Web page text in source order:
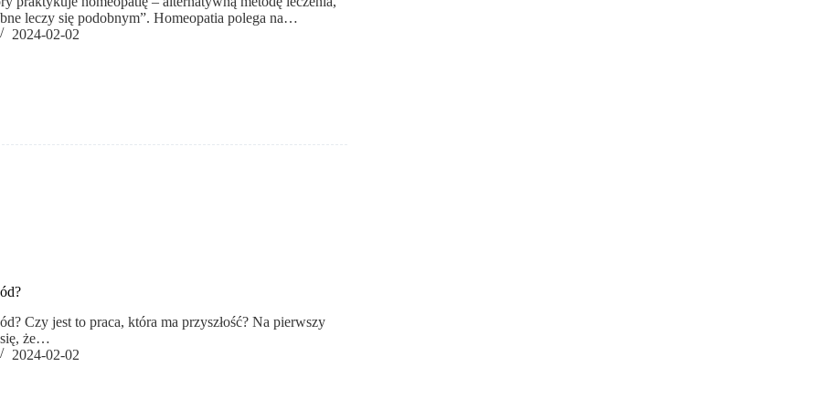
leczy się podobnym”. Homeopatia polega na…
2024-02-02
Czy jest to praca, która ma przyszłość? Na pierwszy
że…
2024-02-02